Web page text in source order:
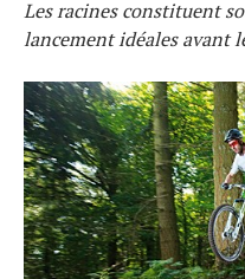
Les racines constituent
lancement idéales avant